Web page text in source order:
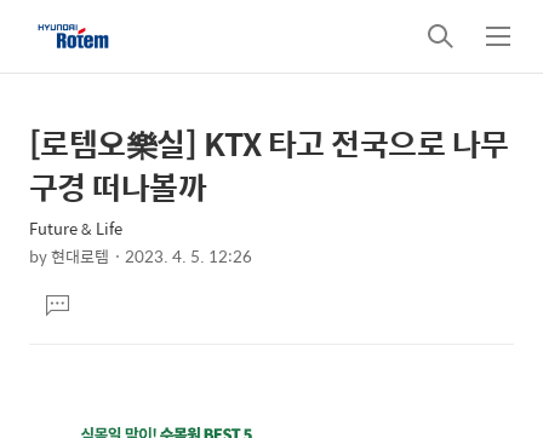
검
색
메
뉴
상
세
컨
텐
본
문
제
목
[로템오樂실] KTX 타고 전국으로 나무
구경 떠나볼까
Future & Life
by현대로템 2023. 4. 5. 12:26
문댓
글